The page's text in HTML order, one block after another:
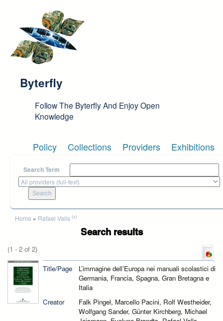
Byterfly
Follow The Byterfly And Enjoy Open
Knowledge
Policy Collections Providers Exhibitions
Search Term
You are here
Home » Rafael Valls (x)
Search results
(1 - 2 of 2)
Title/Page
L’immagine dell’Europa nei manuali scolastici di
Germania, Francia, Spagna, Gran Bretagna e
Italia
Creator
Falk Pingel, Marcello Pacini, Rolf Westheider,
Wolfgang Sander, Günter Kirchberg, Michael